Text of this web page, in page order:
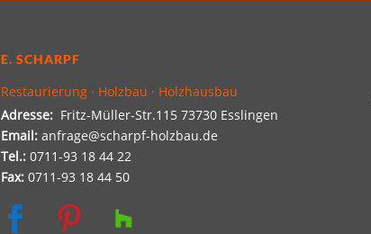
E. SCHARPF
Restaurierung · Holzbau · Holzhausbau
Adresse: Fritz-Müller-Str.115 73730 Esslingen
Email:anfrage@scharpf-holzbau.de
Tel.:0711-93 18 44 22
Fax:0711-93 18 44 50
 